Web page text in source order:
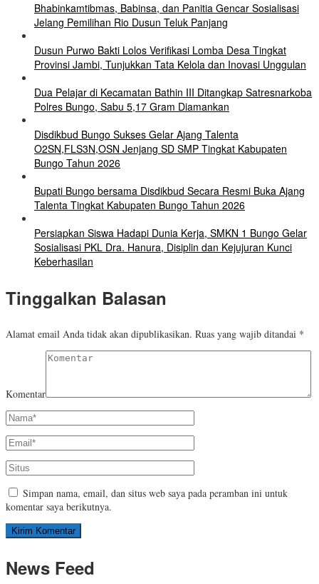
Bhabinkamtibmas, Babinsa, dan Panitia Gencar Sosialisasi
Jelang Pemilihan Rio Dusun Teluk Panjang
Dusun Purwo Bakti Lolos Verifikasi Lomba Desa Tingkat
Provinsi Jambi, Tunjukkan Tata Kelola dan Inovasi Unggulan
Dua Pelajar di Kecamatan Bathin III Ditangkap Satresnarkoba
Polres Bungo, Sabu 5,17 Gram Diamankan
Disdikbud Bungo Sukses Gelar Ajang Talenta
O2SN,FLS3N,OSN Jenjang SD SMP Tingkat Kabupaten
Bungo Tahun 2026
Bupati Bungo bersama Disdikbud Secara Resmi Buka Ajang
Talenta Tingkat Kabupaten Bungo Tahun 2026
Persiapkan Siswa Hadapi Dunia Kerja, SMKN 1 Bungo Gelar
Sosialisasi PKL Dra. Hanura, Disiplin dan Kejujuran Kunci
Keberhasilan
Tinggalkan Balasan
Alamat email Anda tidak akan dipublikasikan. Ruas yang wajib ditandai *
Komentar
Simpan nama, email, dan situs web saya pada peramban ini untuk
komentar saya berikutnya.
News Feed